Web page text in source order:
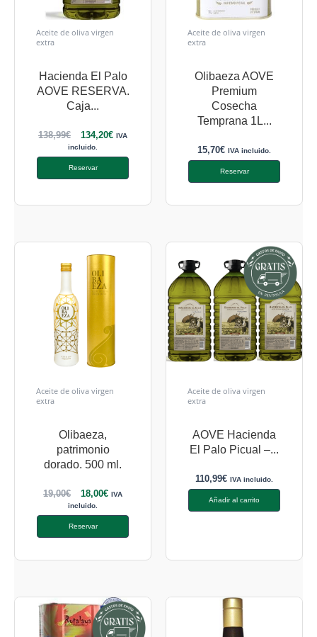
Aceite de oliva virgen
extra
Hacienda El Palo
AOVE RESERVA.
Caja...
138,99€ 134,20€ IVA
incluido.
Reservar
Aceite de oliva virgen
extra
Olibaeza AOVE
Premium
Cosecha
Temprana 1L...
15,70€ IVA incluido.
Reservar
Aceite de oliva virgen
extra
Olibaeza,
patrimonio
dorado. 500 ml.
19,00€ 18,00€ IVA
incluido.
Reservar
Aceite de oliva virgen
extra
AOVE Hacienda
El Palo Picual –...
110,99€ IVA incluido.
Añadir al carrito